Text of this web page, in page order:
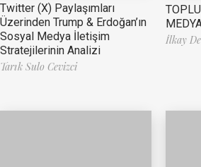
Twitter (X) Paylaşımları
Üzerinden Trump & Erdoğan’ın
Sosyal Medya İletişim
Stratejilerinin Analizi
Tarık Sulo Cevizci
İlkay